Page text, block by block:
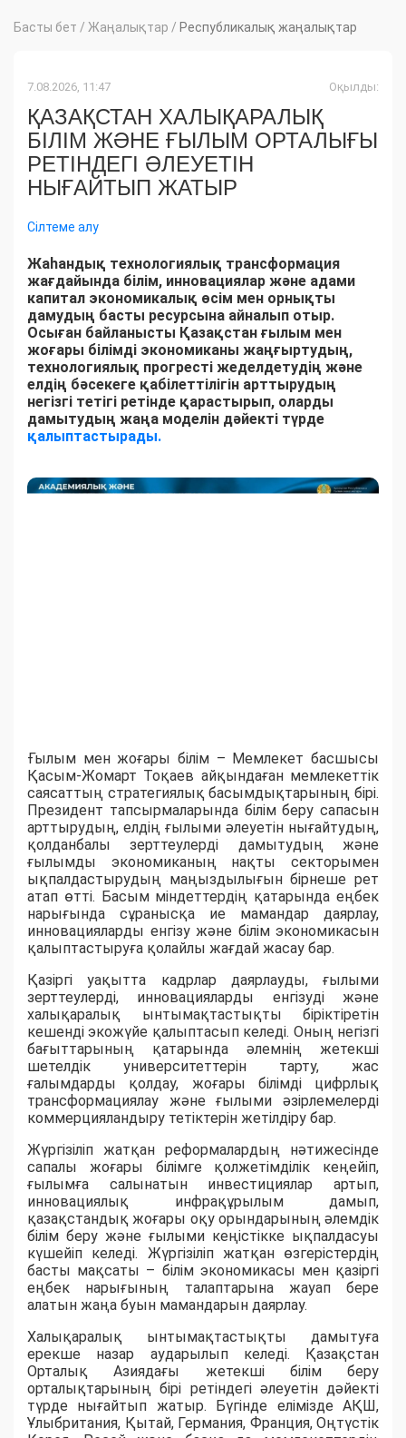
Басты бет / Жаңалықтар / Республикалық жаңалықтар
7.08.2026, 11:47 Оқылды:
ҚАЗАҚСТАН ХАЛЫҚАРАЛЫҚ
БІЛІМ ЖӘНЕ ҒЫЛЫМ ОРТАЛЫҒЫ
РЕТІНДЕГІ ӘЛЕУЕТІН
НЫҒАЙТЫП ЖАТЫР
Сілтеме алу
Жаһандық технологиялық трансформация
жағдайында білім, инновациялар және адами
капитал экономикалық өсім мен орнықты
дамудың басты ресурсына айналып отыр.
Осыған байланысты Қазақстан ғылым мен
жоғары білімді экономиканы жаңғыртудың,
технологиялық прогресті жеделдетудің және
елдің бәсекеге қабілеттілігін арттырудың
негізгі тетігі ретінде қарастырып, оларды
дамытудың жаңа моделін дәйекті түрде
қалыптастырады.
Ғылым мен жоғары білім – Мемлекет басшысы
Қасым-Жомарт Тоқаев айқындаған мемлекеттік
саясаттың стратегиялық басымдықтарының бірі.
Президент тапсырмаларында білім беру сапасын
арттырудың, елдің ғылыми әлеуетін нығайтудың,
қолданбалы зерттеулерді дамытудың және
ғылымды экономиканың нақты секторымен
ықпалдастырудың маңыздылығын бірнеше рет
атап өтті. Басым міндеттердің қатарында еңбек
нарығында сұранысқа ие мамандар даярлау,
инновацияларды енгізу және білім экономикасын
қалыптастыруға қолайлы жағдай жасау бар.
Қазіргі уақытта кадрлар даярлауды, ғылыми
зерттеулерді, инновацияларды енгізуді және
халықаралық ынтымақтастықты біріктіретін
кешенді экожүйе қалыптасып келеді. Оның негізгі
бағыттарының қатарында әлемнің жетекші
шетелдік университеттерін тарту, жас
ғалымдарды қолдау, жоғары білімді цифрлық
трансформациялау және ғылыми әзірлемелерді
коммерцияландыру тетіктерін жетілдіру бар.
Жүргізіліп жатқан реформалардың нәтижесінде
сапалы жоғары білімге қолжетімділік кеңейіп,
ғылымға салынатын инвестициялар артып,
инновациялық инфрақұрылым дамып,
қазақстандық жоғары оқу орындарының әлемдік
білім беру және ғылыми кеңістікке ықпалдасуы
күшейіп келеді. Жүргізіліп жатқан өзгерістердің
басты мақсаты – білім экономикасы мен қазіргі
еңбек нарығының талаптарына жауап бере
алатын жаңа буын мамандарын даярлау.
Халықаралық ынтымақтастықты дамытуға
ерекше назар аударылып келеді. Қазақстан
Орталық Азиядағы жетекші білім беру
орталықтарының бірі ретіндегі әлеуетін дәйекті
түрде нығайтып жатыр. Бүгінде елімізде АҚШ,
Ұлыбритания, Қытай, Германия, Франция, Оңтүстік